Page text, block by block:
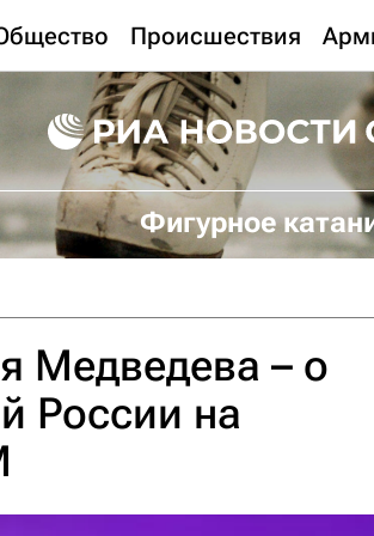
Происшествия
Фигурное
Медведева – о
России на